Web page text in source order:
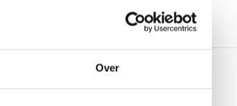
Over